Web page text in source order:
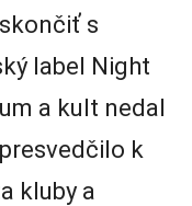
s
label Night
a kult nedal
k
kluby a